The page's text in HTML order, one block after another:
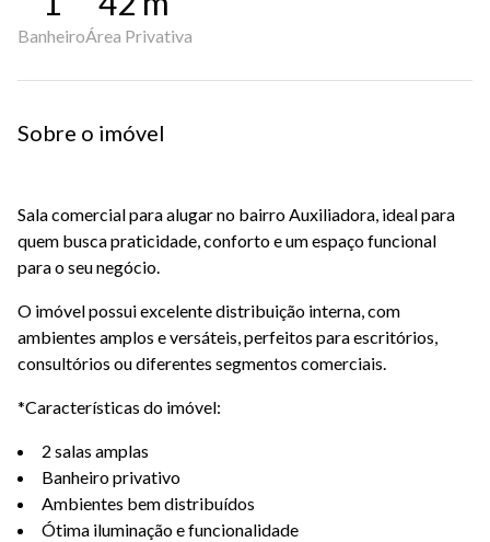
BanheiroÁrea Privativa
Sobre o imóvel
Sala comercial para alugar no bairro Auxiliadora, ideal para
quem busca praticidade, conforto e um espaço funcional
para o seu negócio.
O imóvel possui excelente distribuição interna, com
ambientes amplos e versáteis, perfeitos para escritórios,
consultórios ou diferentes segmentos comerciais.
*Características do imóvel:
2 salas amplas
Banheiro privativo
Ambientes bem distribuídos
Ótima iluminação e funcionalidade